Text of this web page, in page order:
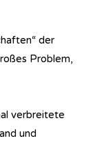
der
Problem,
verbreitete
und